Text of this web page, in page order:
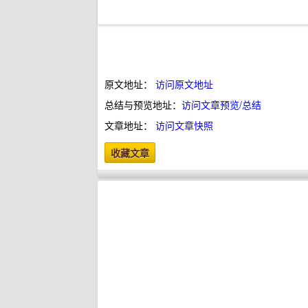
原文地址： 访问原文地址
总结与预览地址： 访问文章预览/总结
文章地址： 访问文章快照